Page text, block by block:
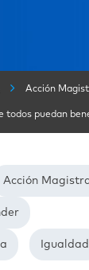
Acción
todos puedan
Acción
Igualdad